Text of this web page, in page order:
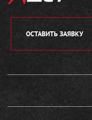
ОСТАВИТЬ ЗАЯВКУ